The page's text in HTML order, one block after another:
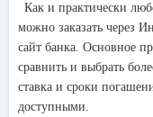
Как и практически
можно заказать через
сайт банка. Основное
сравнить и выбрать
ставка и сроки
доступными.